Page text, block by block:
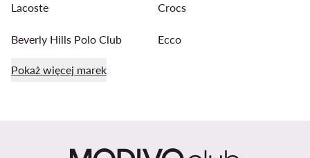
Lacoste Crocs
Beverly Hills Polo Club Ecco
Pokaż więcej marek